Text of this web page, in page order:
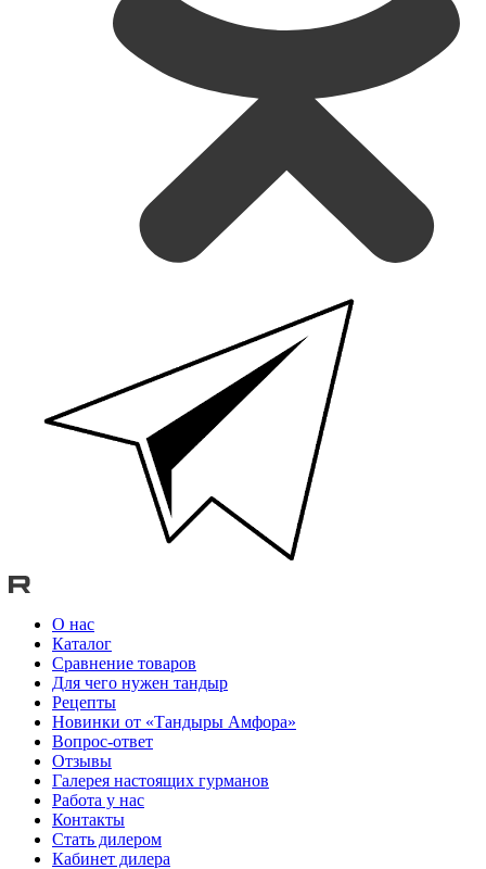
О нас
Каталог
Сравнение товаров
Для чего нужен тандыр
Рецепты
Новинки от «Тандыры Амфора»
Вопрос-ответ
Отзывы
Галерея настоящих гурманов
Работа у нас
Контакты
Стать дилером
Кабинет дилера